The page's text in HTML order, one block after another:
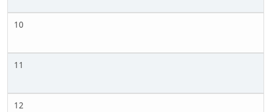
10
11
12